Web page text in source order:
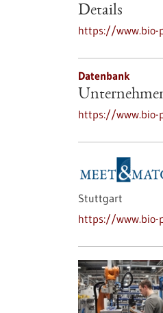
Details
https://www.bio-
Datenbank
https://www.bio-
Stuttgart
https://www.bio-